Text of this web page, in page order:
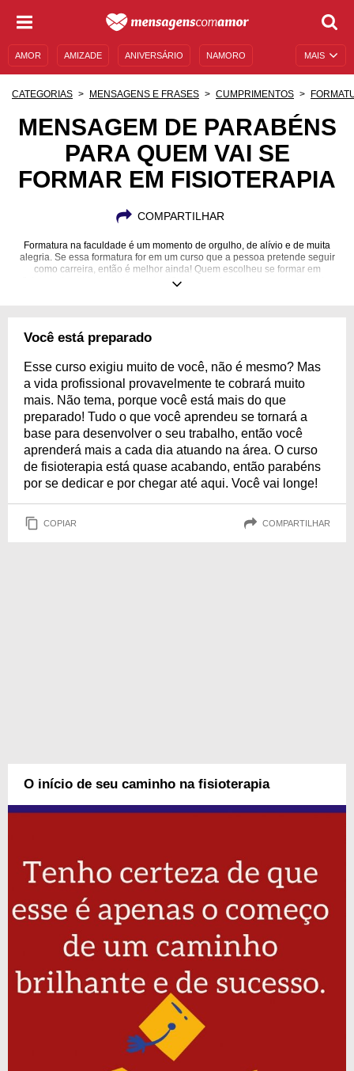
MAIS
AMOR AMIZADE ANIVERSÁRIO NAMORO
MENSAGENS E FRASES MENSAGENS DE ANIVERSÁRIO
ENTRETENIMENTO FAMOSOS BÍBLIA
CATEGORIAS MENSAGENS E FRASES CUMPRIMENTOS
MENSAGEM DE PARABÉNS
PARA QUEM VAI SE
FORMAR EM FISIOTERAPIA
COMPARTILHAR
Formatura na faculdade é um momento de orgulho, de alívio e de muita
alegria. Se essa formatura for em um curso que a pessoa pretende seguir
como carreira, então é melhor ainda! Quem escolheu se formar em
fisioterapia sabia de todos os desafios que enfrentaria, mas ainda assim
reconhecimento e valorização desse trabalho!
Você está preparado
Esse curso exigiu muito de você, não é mesmo? Mas
a vida profissional provavelmente te cobrará muito
mais. Não tema, porque você está mais do que
preparado! Tudo o que você aprendeu se tornará a
base para desenvolver o seu trabalho, então você
aprenderá mais a cada dia atuando na área. O curso
de fisioterapia está quase acabando, então parabéns
por se dedicar e por chegar até aqui. Você vai longe!
COPIAR COMPARTILHAR
O início de seu caminho na fisioterapia